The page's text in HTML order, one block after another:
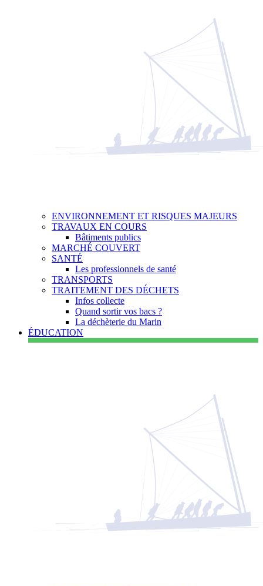
ENVIRONNEMENT ET RISQUES MAJEURS
TRAVAUX EN COURS
Bâtiments publics
MARCHÉ COUVERT
SANTÉ
Les professionnels de santé
TRANSPORTS
TRAITEMENT DES DÉCHETS
Infos collecte
Quand sortir vos bacs ?
La déchèterie du Marin
ÉDUCATION